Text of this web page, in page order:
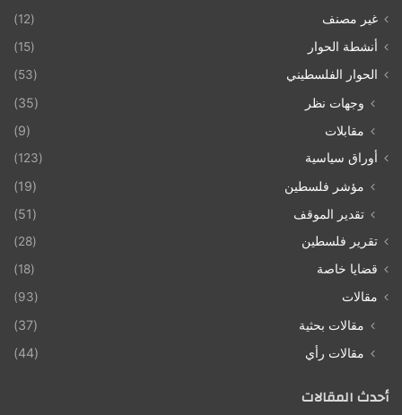
غير مصنف
(12)
أنشطة الحوار
(15)
الحوار الفلسطيني
(53)
وجهات نظر
(35)
مقابلات
(9)
أوراق سياسية (123)
مؤشر فلسطين
(19)
تقدير الموقف
(51)
تقرير فلسطين
(28)
قضايا خاصة
(18)
مقالات
(93)
مقالات بحثية
(37)
مقالات رأي
(44)
أحدث المقالات